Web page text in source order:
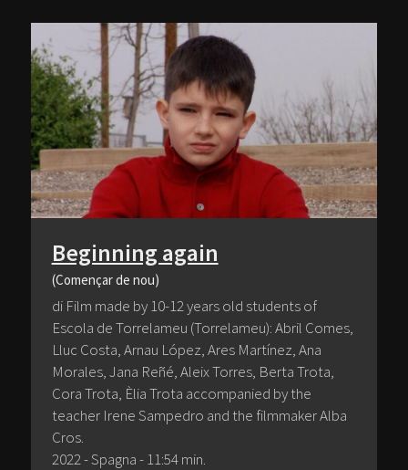
Beginning again
(Començar de nou)
di Film made by 10-12 years old students of
Escola de Torrelameu (Torrelameu): Abril Comes,
Lluc Costa, Arnau López, Ares Martínez, Ana
Morales, Jana Reñé, Aleix Torres, Berta Trota,
Cora Trota, Èlia Trota accompanied by the
teacher Irene Sampedro and the filmmaker Alba
Cros.
2022 - Spagna - 11:54 min.